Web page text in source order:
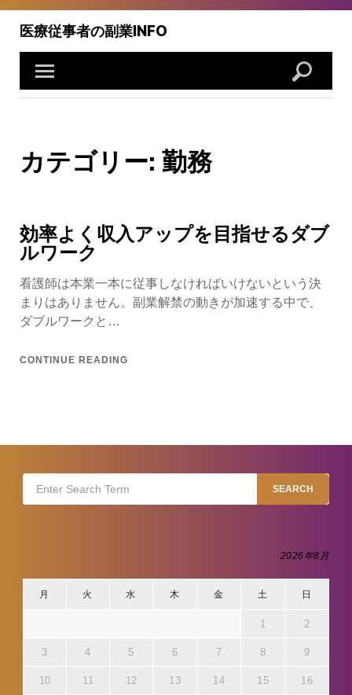
Skip
医療従事者の副業INFO
カテゴリー: 勤務
効率よく収入アップを目指せるダブ
ルワーク
看護師は本業一本に従事しなければいけないという決
まりはありません。副業解禁の動きが加速する中で、
ダブルワークと…
CONTINUE READING
for:
SEARCH
2026年8月
月 火 水 木 金 土 日
1 2
3 4 5 6 7 8 9
10 11 12 13 14 15 16